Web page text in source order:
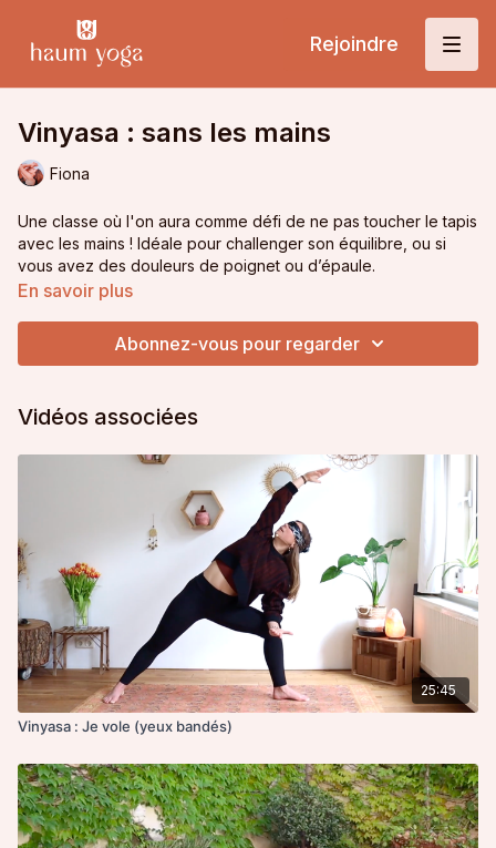
Rejoindre
Vinyasa : sans les mains
Fiona
Une classe où l'on aura comme défi de ne pas toucher le tapis
avec les mains ! Idéale pour challenger son équilibre, ou si
vous avez des douleurs de poignet ou d’épaule.
Niveau : intermédiaire
En savoir plus
Abonnez-vous pour regarder
Vidéos associées
25:45
Vinyasa : Je vole (yeux bandés)